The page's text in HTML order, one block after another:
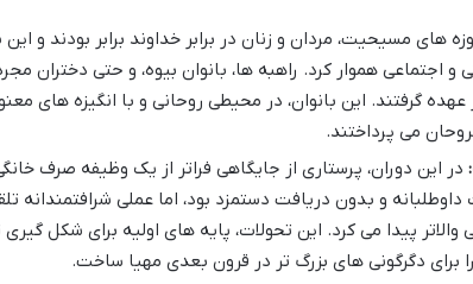
های مسیحیت، مردان و زنان در برابر خداوند برابر بودند و این
و اجتماعی هموار کرد. راهبه ها، بانوان بیوه، و حتی دختران
گرفتند. این بانوان، در محیطی روحانی و با انگیزه های
می پرداختند.
در این دوران، پرستاری از جایگاهی فراتر از یک وظیفه صرف خانگی
و بدون دریافت دستمزد بود، اما عملی شرافتمندانه
پیدا می کرد. این تحولات، پایه های اولیه برای شکل
برای دگرگونی های بزرگ تر در قرون بعدی مهیا ساخت.